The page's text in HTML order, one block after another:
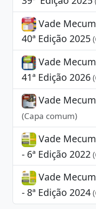
Vade
40ª Edição 2025
Vade
41ª Edição 2026
Vade
(Capa comum)
Vade
- 6ª Edição 2022
Vade
- 8ª Edição 2024